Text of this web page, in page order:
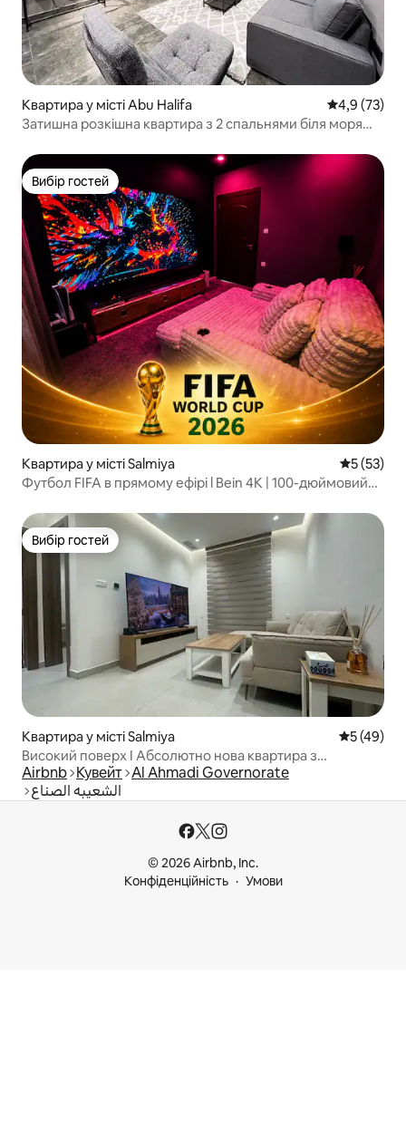
Квартира у місті Abu Halifa Середня
4,9 (73)
Затишна розкішна квартира з 2 спальнями біля моря
Вибір гостей
Вибір гостей
Квартира у місті Salmiya Середня
5 (53)
Футбол FIFA в прямому ефірі l Bein 4K | 100-дюймовий
Вибір гостей
Вибір гостей
Квартира у місті Salmiya Середня
5 (49)
Високий поверх I Абсолютно нова квартира з
1 спальнею I Netflix I Салмія
Airbnb Кувейт Al Ahmadi Governorate
الشعيبه الصناع
© 2026 Airbnb, Inc.
Конфіденційність
Умови